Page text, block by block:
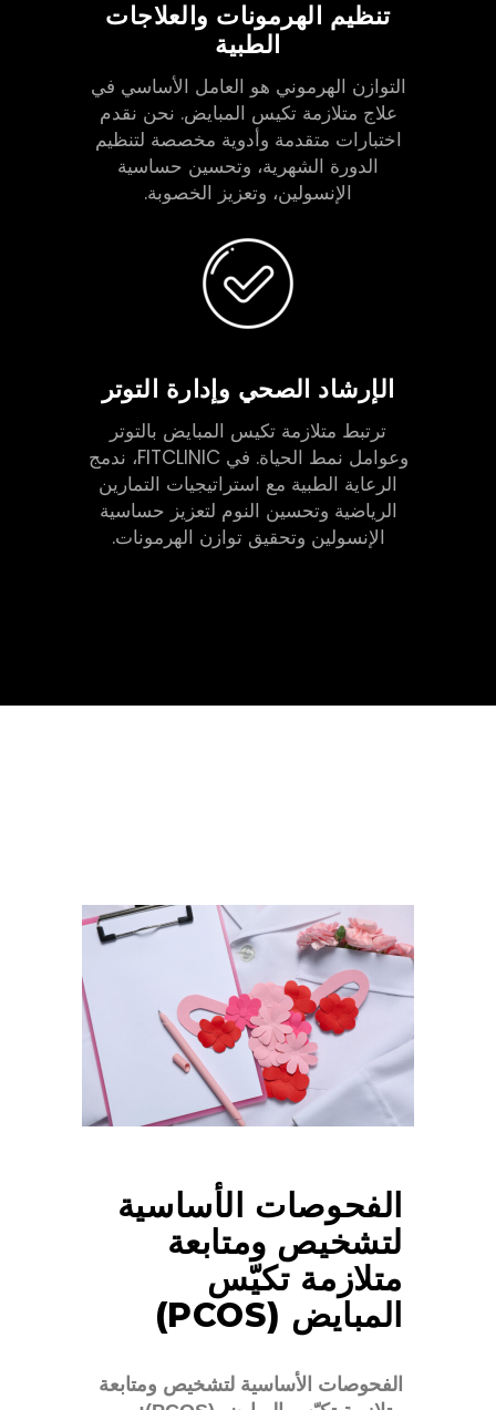
تنظيم الهرمونات والعلاجات
الطبية
التوازن الهرموني هو العامل الأساسي في
علاج متلازمة تكيس المبايض. نحن نقدم
اختبارات متقدمة وأدوية مخصصة لتنظيم
الدورة الشهرية، وتحسين حساسية
الإنسولين، وتعزيز الخصوبة.
الإرشاد الصحي وإدارة التوتر
ترتبط متلازمة تكيس المبايض بالتوتر
وعوامل نمط الحياة. في FITCLINIC، ندمج
الرعاية الطبية مع استراتيجيات التمارين
الرياضية وتحسين النوم لتعزيز حساسية
الإنسولين وتحقيق توازن الهرمونات.
الفحوصات الأساسية
لتشخيص ومتابعة
متلازمة تكيّس
المبايض (PCOS)
الفحوصات الأساسية لتشخيص ومتابعة